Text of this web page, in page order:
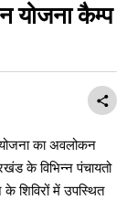
योजना कैम्प
योजना का अवलोकन
के विभिन्न पंचायतो
के शिविरों में उपस्थित